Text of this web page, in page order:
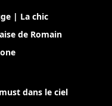
| La chic
de Romain
dans le ciel